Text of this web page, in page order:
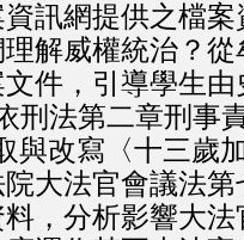
訊網提供之檔
解威權統治？
件，引導學生
刑法第二章刑事
與改寫〈十三歲
大法官會議法
，分析影響大